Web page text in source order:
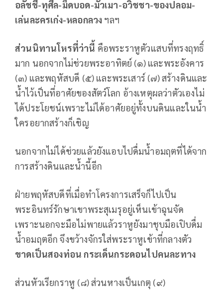
อลัชชี-ทุศีล-มืดบอด-มัวเมา-อวิชชา-ของปลอม-
เล่นละครเก่ง-หลอกลวง ฯลฯ
ส่วนนิทานโหรที่ว่านี้ คือพระราหูตัวแสบที่ทรงฤทธิ์
มาก นอกจากไม่ช่วยพระอาทิตย์ (๑) และพระอังคาร
(๓) และพฤหัสบดี (๕) และพระเสาร์ (๗) สร้างดินและ
น้ำไว้เป็นที่อาศัยของสัตว์โลก อ้างเหตุผลว่าตัวเองไม่
ได้ประโยชน์เพราะไม่ได้อาศัยอยู่ทั้งบนดินและในน้ำ
ใครอยากสร้างก็เชิญ
นอกจากไม่ได้ช่วยแล้วยังแอบไปดื่มน้ำอมฤตที่ได้จาก
การสร้างดินและน้ำนี้อีก
ฝ่ายพฤหัสบดีที่เมื่อทำโครงการเสร็จก็ไปเป็น
พระอินทร์รักษาเขาพระสุเมรุอยู่เห็นเข้าฉุนจัด
เพราะนอกจะมือไม่พายแล้วราหูยังมาชุบมือเปิบดื่ม
น้ำอมฤตอีก จึงขว้างจักรใส่พระราหูเข้าที่กลางตัว
ขาดเป็นสองท่อน กระเด็นกระดอนไปคนละทาง
ส่วนหัวเรียกราหู (๘) ส่วนหางเป็นเกตุ (๙)